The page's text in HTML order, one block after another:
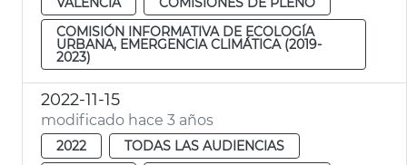
COMISIÓN INFORMATIVA DE ECOLOGÍA
URBANA, EMERGENCIA CLIMÁTICA (2019-
2023)
2022-11-15
modificado hace 3 años
2022
TODAS LAS AUDIENCIAS